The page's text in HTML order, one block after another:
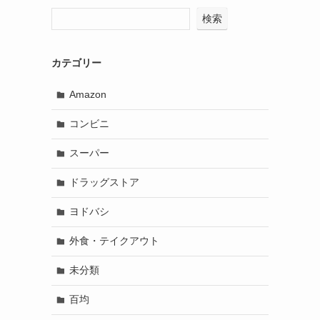
検索
カテゴリー
Amazon
コンビニ
スーパー
ドラッグストア
ヨドバシ
外食・テイクアウト
未分類
百均